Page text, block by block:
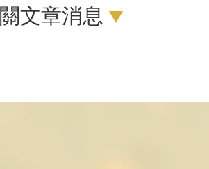
文章消息